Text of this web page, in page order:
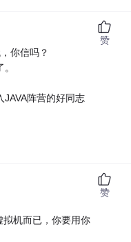
你信吗？
阵营的好同志
赞
机而已，你要用你
赞